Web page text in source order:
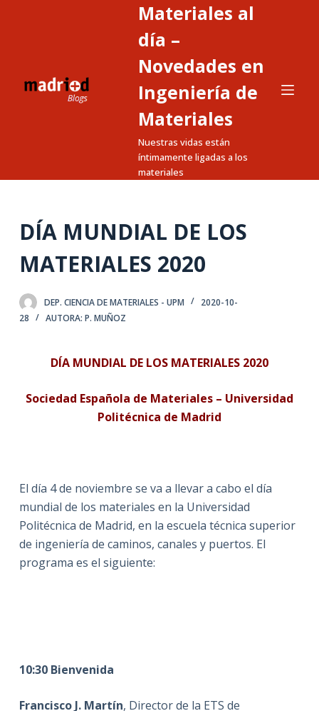
o
d
o
Materiales al
día –
Novedades en
Ingeniería de
Materiales
Nuestras vidas están
íntimamente ligadas a los
materiales
DÍA MUNDIAL DE LOS
MATERIALES 2020
DEP. CIENCIA DE MATERIALES - UPM
2020-10-
28
AUTORA: P. MUÑOZ
DÍA MUNDIAL DE LOS MATERIALES 2020
Sociedad Española de Materiales – Universidad
Politécnica de Madrid
El día 4 de noviembre se va a llevar a cabo el día
mundial de los materiales en la Universidad
Politécnica de Madrid, en la escuela técnica superior
de ingeniería de caminos, canales y puertos. El
programa es el siguiente:
10:30 Bienvenida
Francisco J. Martín, Director de la ETS de